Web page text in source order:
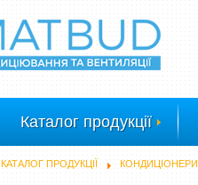
Каталог продукції
КАТАЛОГ ПРОДУКЦІЇ КОНДИЦІОНЕРИ